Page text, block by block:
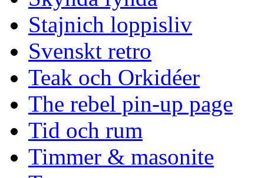
Stajnich loppisliv
Svenskt retro
Teak och Orkidéer
The rebel pin-up page
Tid och rum
Timmer & masonite